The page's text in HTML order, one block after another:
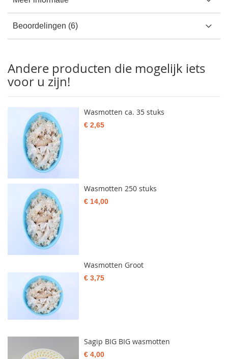
Beoordelingen 6
Andere producten die mogelijk iets
voor u zijn!
Wasmotten ca. 35 stuks
€ 2,65
Wasmotten 250 stuks
€ 14,00
Wasmotten Groot
€ 3,75
Sagip BIG BIG wasmotten
€ 4,00